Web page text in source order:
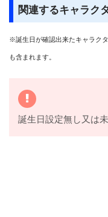
関連するキャラク
※誕生日が確認出来たキャラク
も含まれます。
誕生日設定無し又は